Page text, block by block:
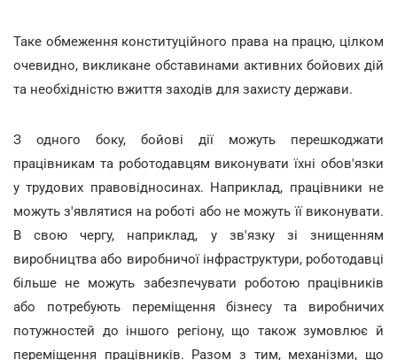
Таке обмеження конституційного права на працю, цілком
очевидно, викликане обставинами активних бойових дій
та необхідністю вжиття заходів для захисту держави.
З одного боку, бойові дії можуть перешкоджати
працівникам та роботодавцям виконувати їхні обов'язки
у трудових правовідносинах. Наприклад, працівники не
можуть з'являтися на роботі або не можуть її виконувати.
В свою чергу, наприклад, у зв'язку зі знищенням
виробництва або виробничої інфраструктури, роботодавці
більше не можуть забезпечувати роботою працівників
або потребують переміщення бізнесу та виробничих
потужностей до іншого регіону, що також зумовлює й
переміщення працівників. Разом з тим, механізми, що